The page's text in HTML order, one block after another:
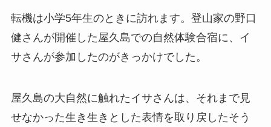
転機は小学5年生のときに訪れます。登山家の野口
健さんが開催した屋久島での自然体験合宿に、イ
サさんが参加したのがきっかけでした。
屋久島の大自然に触れたイサさんは、それまで見
せなかった生き生きとした表情を取り戻したそう